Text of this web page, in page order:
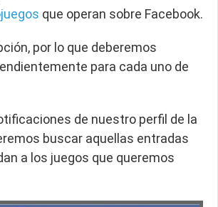
que operan sobre Facebook.
por lo que deberemos
para cada uno de
de nuestro perfil de la
buscar aquellas entradas
a los juegos que queremos